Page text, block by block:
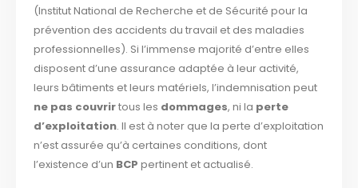
(Institut National de Recherche et de Sécurité pour la
prévention des accidents du travail et des maladies
professionnelles). Si l’immense majorité d’entre elles
disposent d’une assurance adaptée à leur activité,
leurs bâtiments et leurs matériels, l’indemnisation peut
ne pas couvrirtous les dommages, ni la perte
d’exploitation. Il est à noter que la perte d’exploitation
n’est assurée qu’à certaines conditions, dont
l’existence d’un BCPpertinent et actualisé.